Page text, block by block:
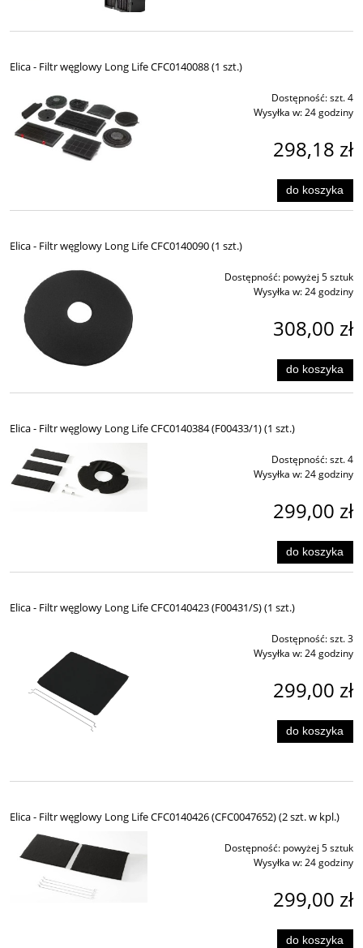
Elica - Filtr węglowy Long Life CFC0140088 (1 szt.)
Dostępność:szt. 4
Wysyłka w:24 godziny
298,18 zł
do koszyka
Elica - Filtr węglowy Long Life CFC0140090 (1 szt.)
Dostępność: powyżej 5 sztuk
Wysyłka w:24 godziny
308,00 zł
do koszyka
Elica - Filtr węglowy Long Life CFC0140384 (F00433/1) (1 szt.)
Dostępność:szt. 4
Wysyłka w:24 godziny
299,00 zł
do koszyka
Elica - Filtr węglowy Long Life CFC0140423 (F00431/S) (1 szt.)
Dostępność:szt. 3
Wysyłka w:24 godziny
299,00 zł
do koszyka
Elica - Filtr węglowy Long Life CFC0140426 (CFC0047652) (2 szt. w kpl.)
Dostępność: powyżej 5 sztuk
Wysyłka w:24 godziny
299,00 zł
do koszyka